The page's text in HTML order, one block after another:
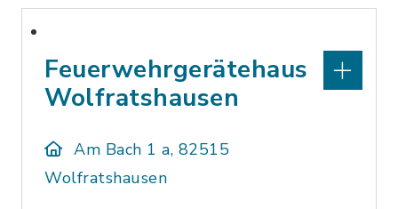
Feuerwehrgerätehaus
Wolfratshausen
Am Bach 1 a, 82515
Wolfratshausen